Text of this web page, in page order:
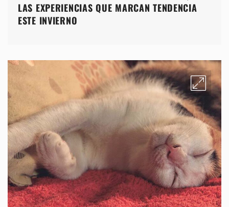
LAS EXPERIENCIAS QUE MARCAN TENDENCIA
ESTE INVIERNO